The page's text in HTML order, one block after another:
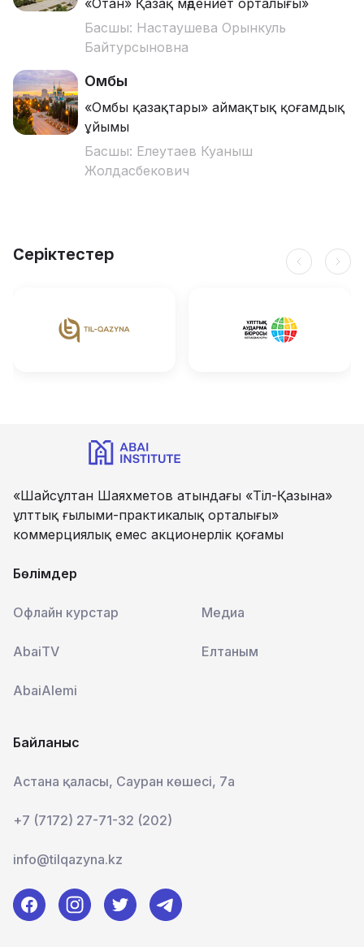
Басшы: Настаушева Орынкуль
Байтурсыновна
Омбы
«Омбы қазақтары» аймақтық қоғамдық
ұйымы
Басшы: Елеутаев Куаныш
Жолдасбекович
Серіктестер
«Шайсұлтан Шаяхметов атындағы «Тіл-Қазына»
ұлттық ғылыми-практикалық орталығы»
коммерциялық емес акционерлік қоғамы
Бөлімдер
Офлайн курстар Медиа
AbaiTV Елтаным
AbaiAlemi
Байланыс
Астана қаласы, Сауран көшесі, 7а
+7 (7172) 27-71-32 (202)
info@tilqazyna.kz